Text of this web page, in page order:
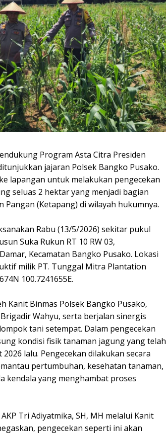
Program Asta Citra Presiden
jajaran Polsek Bangko Pusako.
lapangan untuk melakukan pengecekan
seluas 2 hektar yang menjadi bagian
Pangan (Ketapang) di wilayah hukumnya.
Rabu (13/5/2026) sekitar pukul
Suka Rukun RT 10 RW 03,
Kecamatan Bangko Pusako. Lokasi
milik PT. Tunggal Mitra Plantation
100.7241655E.
Kanit Binmas Polsek Bangko Pusako,
Wahyu, serta berjalan sinergis
tani setempat. Dalam pengecekan
kondisi fisik tanaman jagung yang telah
lalu. Pengecekan dilakukan secara
pertumbuhan, kesehatan tanaman,
kendala yang menghambat proses
Tri Adiyatmika, SH, MH melalui Kanit
pengecekan seperti ini akan